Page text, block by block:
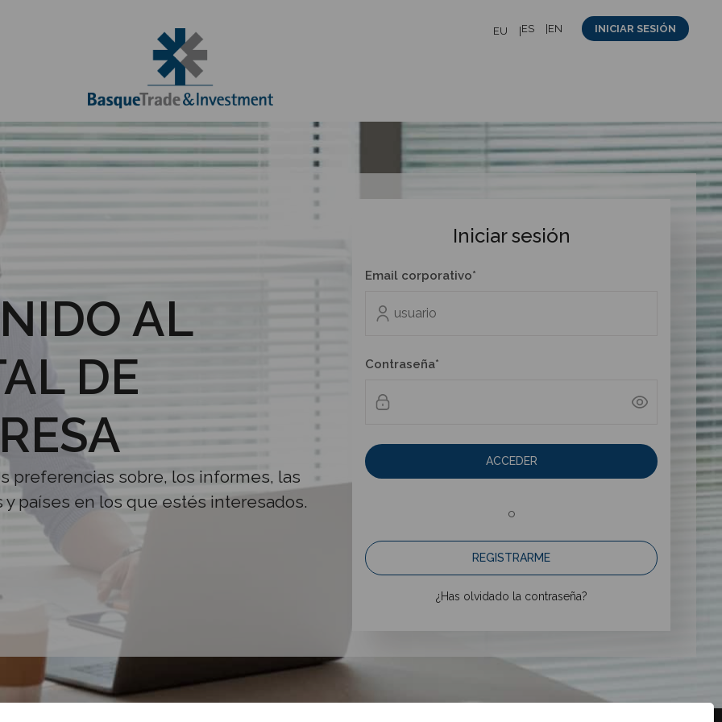
EU ES EN INICIAR SESIÓN
AL
DE
preferencias sobre, los informes, las
países en los que estés interesados.
Iniciar sesión
Email corporativo*
Contraseña*
ACCEDER
o
REGISTRARME
¿Has olvidado la contraseña?